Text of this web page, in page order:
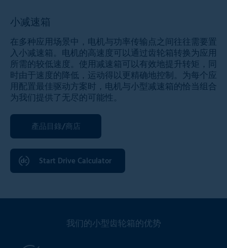
小减速箱
在多种应用场景中，电机与功率传输点之间往往需要置
入小减速箱。电机的高速度可以通过齿轮箱转换为应用
所需的较低速度。使用减速箱可以有效地提升转矩，同
时由于速度的降低，运动得以更精确地控制。为每个应
用配置最佳驱动方案时，电机与小型减速箱的恰当组合
为我们提供了无尽的可能性。
產品目錄/商店
Start Drive Calculator
我们的小型齿轮箱的优势